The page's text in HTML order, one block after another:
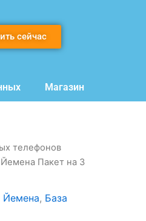
сейчас
Магазин
телефонов
Пакет на 3
Йемена, База